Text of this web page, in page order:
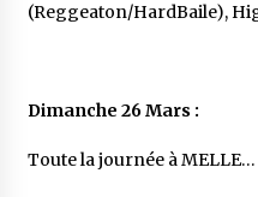
(Reggeaton/HardBaile),
Dimanche 26 Mars :
Toute la journée à MELLE…